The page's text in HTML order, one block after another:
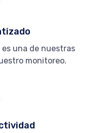
una de nuestras
monitoreo.